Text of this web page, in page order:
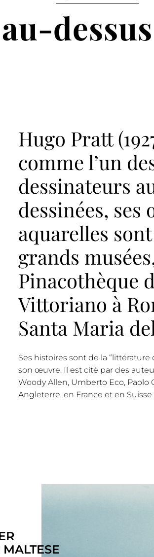
Hugo Pratt
comme l’un
dessinateurs
dessinées,
aquarelles
grands
Pinacothèque
Vittoriano à
Santa Maria
Ses histoires sont de la
son œuvre. Il est cité par des
Woody Allen, Umberto Eco, Paolo
Angleterre, en France et en